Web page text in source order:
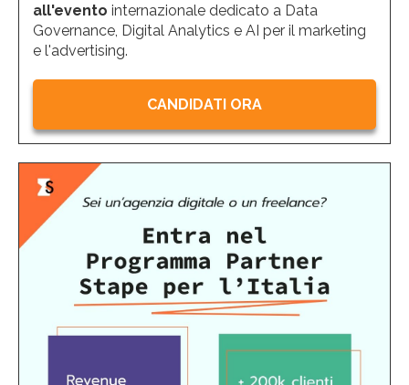
all'evento internazionale dedicato a Data
Governance, Digital Analytics e AI per il marketing
e l'advertising.
CANDIDATI ORA